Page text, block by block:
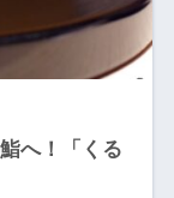
へ！「くる